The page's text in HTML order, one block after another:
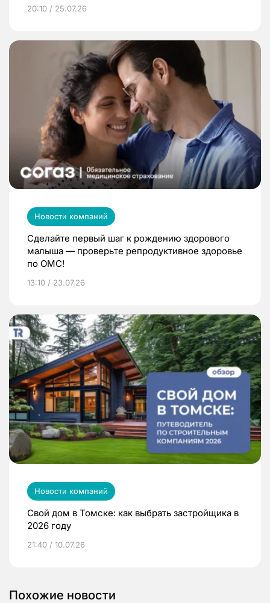
20:10 / 25.07.26
Новости компаний
Сделайте первый шаг к рождению здорового
малыша — проверьте репродуктивное здоровье
по ОМС!
13:10 / 23.07.26
Новости компаний
Свой дом в Томске: как выбрать застройщика в
2026 году
21:40 / 10.07.26
Похожие новости